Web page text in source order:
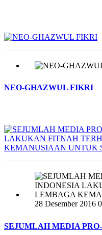
NEO-GHAZWUL FIKRI
28 Desember 2016
SEJUMLAH MEDIA